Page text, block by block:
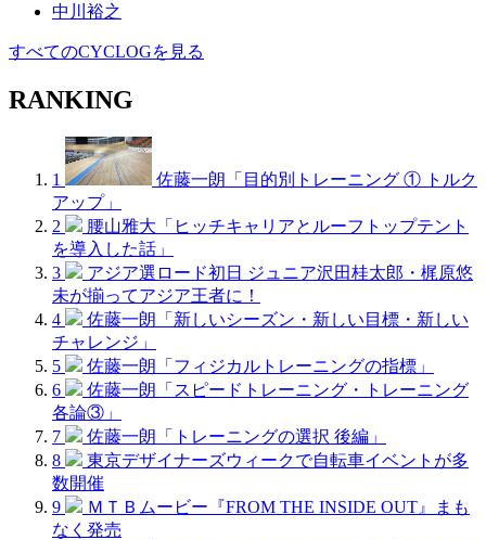
中川裕之
すべてのCYCLOGを見る
RANKING
1
佐藤一朗「目的別トレーニング ① トルク
アップ」
2
腰山雅大「ヒッチキャリアとルーフトップテント
を導入した話」
3
アジア選ロード初日 ジュニア沢田桂太郎・梶原悠
未が揃ってアジア王者に！
4
佐藤一朗「新しいシーズン・新しい目標・新しい
チャレンジ」
5
佐藤一朗「フィジカルトレーニングの指標」
6
佐藤一朗「スピードトレーニング・トレーニング
各論③」
7
佐藤一朗「トレーニングの選択 後編」
8
東京デザイナーズウィークで自転車イベントが多
数開催
9
ＭＴＢムービー『FROM THE INSIDE OUT』まも
なく発売